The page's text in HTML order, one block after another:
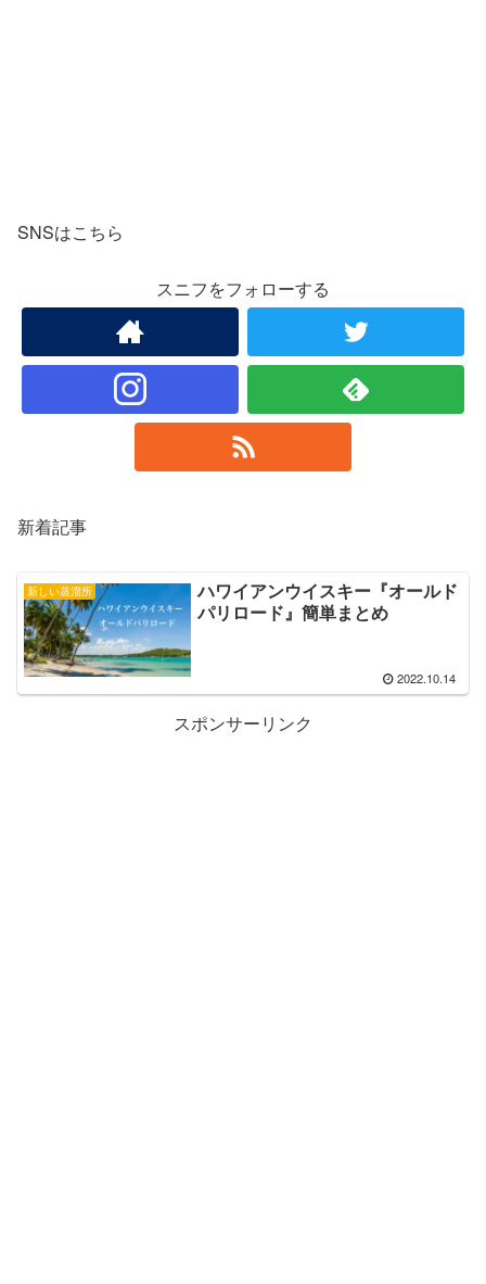
SNSはこちら
スニフをフォローする
新着記事
新しい蒸溜所
ハワイアンウイスキー『オールド
パリロード』簡単まとめ
2022.10.14
スポンサーリンク